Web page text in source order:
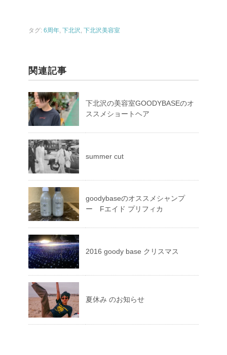
タグ: 6周年, 下北沢, 下北沢美容室
関連記事
下北沢の美容室GOODYBASEのオ
ススメショートヘア
summer cut
goodybaseのオススメシャンプ
ー Fエイド プリフィカ
2016 goody base クリスマス
夏休み のお知らせ